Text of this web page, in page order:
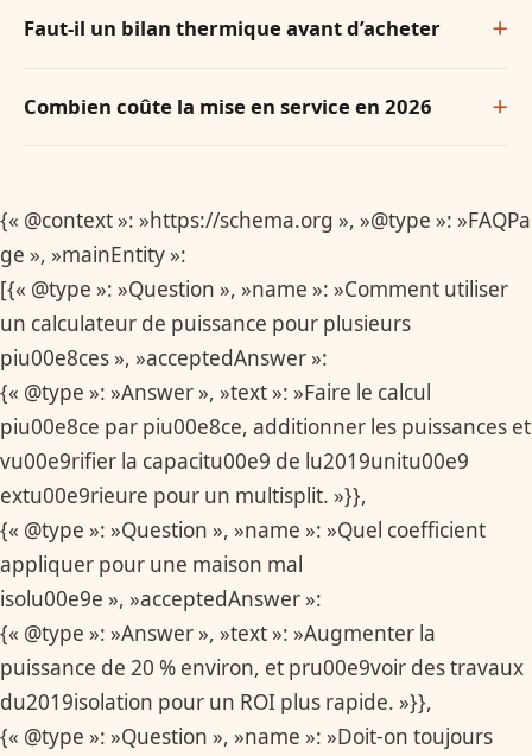
Faut-il un bilan thermique avant d’acheter
Combien coûte la mise en service en 2026
{« @context »: »https://schema.org », »@type »: »FAQPa
ge », »mainEntity »:
[{« @type »: »Question », »name »: »Comment utiliser
un calculateur de puissance pour plusieurs
piu00e8ces », »acceptedAnswer »:
{« @type »: »Answer », »text »: »Faire le calcul
piu00e8ce par piu00e8ce, additionner les puissances et
vu00e9rifier la capacitu00e9 de lu2019unitu00e9
extu00e9rieure pour un multisplit. »}},
{« @type »: »Question », »name »: »Quel coefficient
appliquer pour une maison mal
isolu00e9e », »acceptedAnswer »:
{« @type »: »Answer », »text »: »Augmenter la
puissance de 20 % environ, et pru00e9voir des travaux
du2019isolation pour un ROI plus rapide. »}},
{« @type »: »Question », »name »: »Doit-on toujours